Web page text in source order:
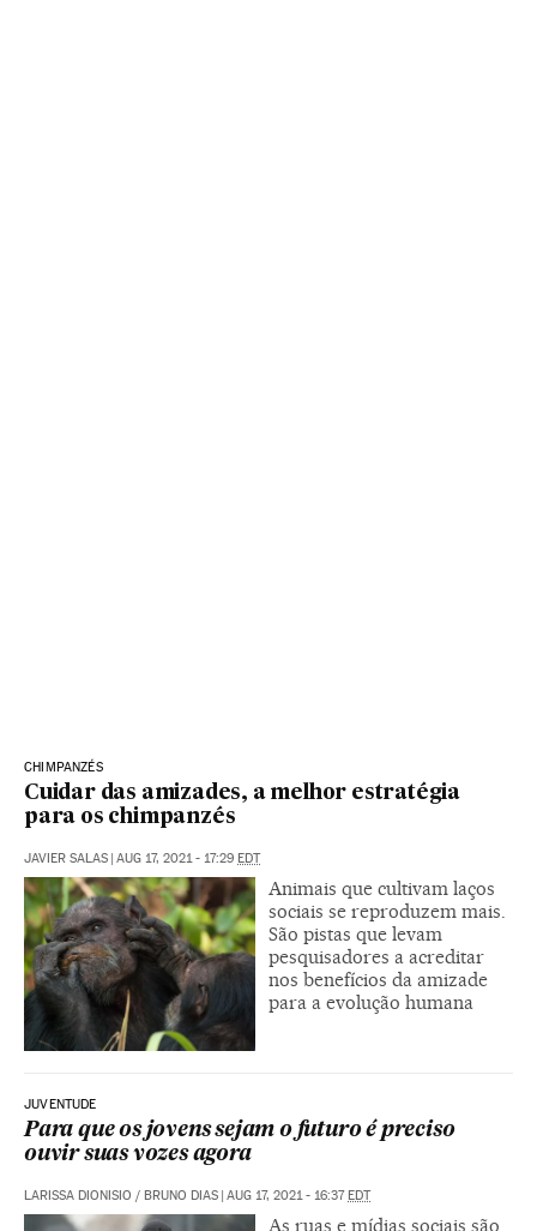
CHIMPANZÉS
Cuidar das amizades, a melhor estratégia
para os chimpanzés
JAVIER SALAS AUG 17, 2021 - 17:29 EDT
Animais que cultivam laços
sociais se reproduzem mais.
São pistas que levam
pesquisadores a acreditar
nos benefícios da amizade
para a evolução humana
JUVENTUDE
Para que os jovens sejam o futuro é preciso
ouvir suas vozes agora
LARISSA DIONISIO / BRUNO DIAS AUG 17, 2021 - 16:37 EDT
As ruas e mídias sociais são